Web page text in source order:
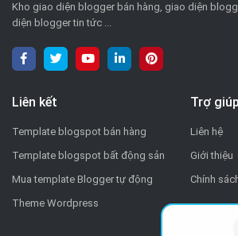
Kho giao diện blogger bán hàng, giao diện
diện blogger tin tức ...
Liên kết
Template blogspot bán hàng
Template blogspot bất động sản
Mua template Blogger tự động
Theme Wordpress
Trợ giúp
Liên hệ
Giới thiệu
Chính